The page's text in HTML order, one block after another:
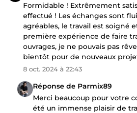
Formidable ! Extrêmement
effectué ! Les échanges sont
agréables, le travail est soigné
première expérience de faire
ouvrages, je ne pouvais pas
bientôt pour de nouveaux
8 oct. 2024 à 22:43
Réponse de Parmix89
Merci beaucoup pour votre
été un immense plaisir de